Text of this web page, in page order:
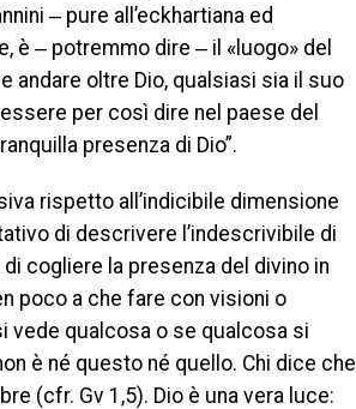
‒ pure all’eckhartiana ed
è ‒ potremmo dire ‒ il «luogo» del
andare oltre Dio, qualsiasi sia il suo
per così dire nel paese del
presenza di Dio”.
rispetto all’indicibile dimensione
di descrivere l’indescrivibile di
cogliere la presenza del divino in
poco a che fare con visioni o
vede qualcosa o se qualcosa si
è né questo né quello. Chi dice che
(cfr. Gv 1,5). Dio è una vera luce: